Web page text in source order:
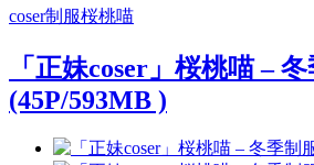
coser制服桜桃喵
「正妹coser」桜桃喵 –
(45P/593MB )